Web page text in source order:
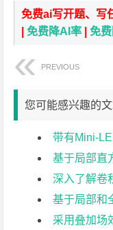
免费ai写开题、写
|免费降AI率 |免
PREVIOUS
您可能感兴趣的
带有Mini-LED
基于局部直方图
深入了解卷
基于局部和全局强
采用叠加场效应管